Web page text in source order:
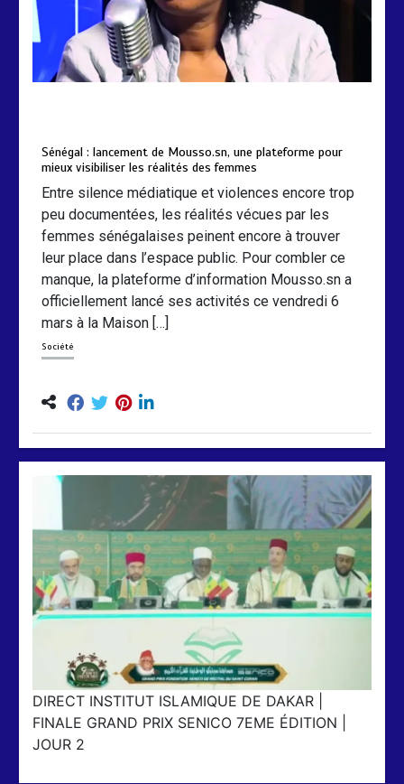
Sénégal : lancement de Mousso.sn, une plateforme pour
mieux visibiliser les réalités des femmes
Entre silence médiatique et violences encore trop
peu documentées, les réalités vécues par les
femmes sénégalaises peinent encore à trouver
leur place dans l’espace public. Pour combler ce
manque, la plateforme d’information Mousso.sn a
officiellement lancé ses activités ce vendredi 6
mars à la Maison […]
Société
DIRECT INSTITUT ISLAMIQUE DE DAKAR |
FINALE GRAND PRIX SENICO 7EME ÉDITION |
JOUR 2